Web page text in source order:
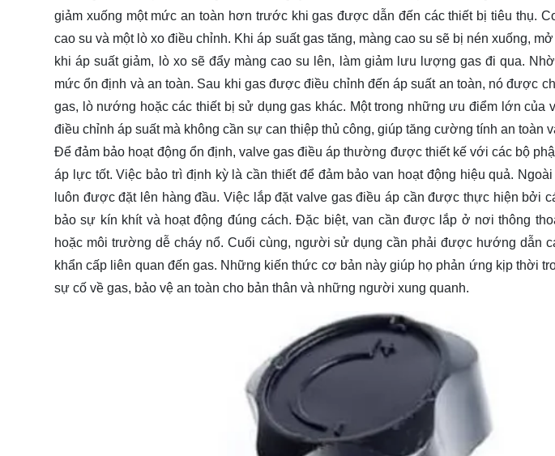
giảm xuống một mức an toàn hơn trước khi gas được dẫn đến các thiết bị tiêu thụ.
cao su và một lò xo điều chỉnh. Khi áp suất gas tăng, màng cao su sẽ bị nén xuống,
khi áp suất giảm, lò xo sẽ đẩy màng cao su lên, làm giảm lưu lượng gas đi qua.
mức ổn định và an toàn. Sau khi gas được điều chỉnh đến áp suất an toàn, nó được
gas, lò nướng hoặc các thiết bị sử dụng gas khác. Một trong những ưu điểm lớn của
điều chỉnh áp suất mà không cần sự can thiệp thủ công, giúp tăng cường tính an toàn
Để đảm bảo hoạt động ổn định, valve gas điều áp thường được thiết kế với các bộ
áp lực tốt. Việc bảo trì định kỳ là cần thiết để đảm bảo van hoạt động hiệu quả.
luôn được đặt lên hàng đầu. Việc lắp đặt valve gas điều áp cần được thực hiện bởi
bảo sự kín khít và hoạt động đúng cách. Đặc biệt, van cần được lắp ở nơi thông
hoặc môi trường dễ cháy nổ. Cuối cùng, người sử dụng cần phải được hướng dẫn
khẩn cấp liên quan đến gas. Những kiến thức cơ bản này giúp họ phản ứng kịp thời
sự cố về gas, bảo vệ an toàn cho bản thân và những người xung quanh.